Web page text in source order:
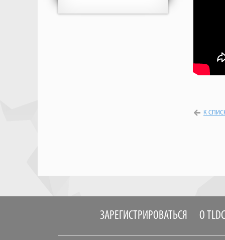
К
ЗАРЕГИСТРИРОВАТЬСЯ О